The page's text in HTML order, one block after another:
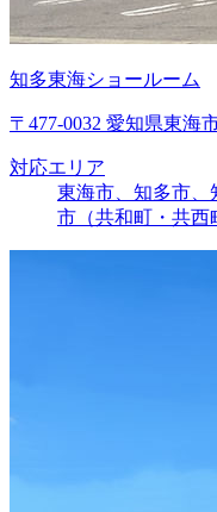
知多東海ショールーム
〒477-0032 愛知県東海
対応エリア
東海市、知多市、
市（共和町・共西